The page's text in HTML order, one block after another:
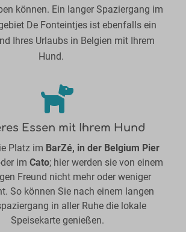
können. Ein langer Spaziergang im
De Fonteintjes ist ebenfalls ein
Ihres Urlaubs in Belgien mit Ihrem
Hund.
Essen mit Ihrem Hund
Platz im BarZé, in der Belgium Pier
im Cato; hier werden sie von einem
Freund nicht mehr oder weniger
So können Sie nach einem langen
in aller Ruhe die lokale
Speisekarte genießen.